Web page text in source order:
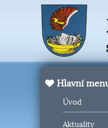
Hlavní
Úvod
Aktuality